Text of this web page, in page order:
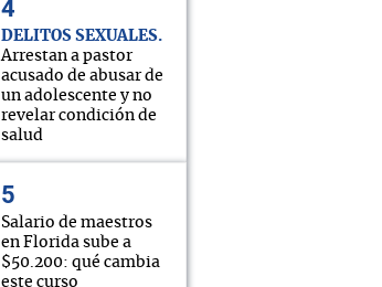
DELITOS SEXUALES
Arrestan a pastor
acusado de abusar de
un adolescente y no
revelar condición de
salud
Salario de maestros
en Florida sube a
$50.200: qué cambia
este curso